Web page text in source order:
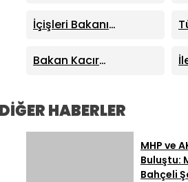
Kacır’dan “Kutuplarda
Sıfır Atık” Kitabı
Açıklamalar
İçişleri Bakanı
Sinop’ta Yeni Hizmet
Binalarının Açılışını
Bakan Kacır
914 Milyon TL Destek
HABERLER
MHP ve
Buluştu:
Bahçeli